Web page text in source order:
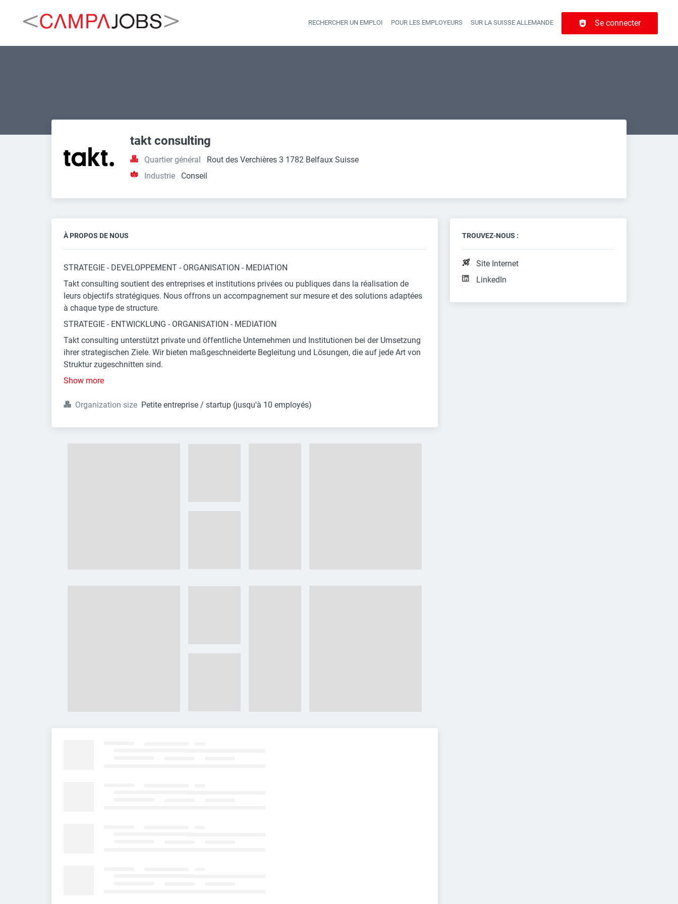
Header navigation
RECHERCHER UN EMPLOI POUR LES EMPLOYEURS SUR LA SUISSE ALLEMANDE Se connecter
takt consulting
Quartier général
Rout des Verchières 3 1782 Belfaux Suisse
Industrie
Conseil
À PROPOS DE NOUS
STRATEGIE - DEVELOPPEMENT - ORGANISATION - MEDIATION
Takt consulting soutient des entreprises et institutions privées ou publiques dans la réalisation de
leurs objectifs stratégiques. Nous offrons un accompagnement sur mesure et des solutions adaptées
à chaque type de structure.
STRATEGIE - ENTWICKLUNG - ORGANISATION - MEDIATION
Takt consulting unterstützt private und öffentliche Unternehmen und Institutionen bei der Umsetzung
ihrer strategischen Ziele. Wir bieten maßgeschneiderte Begleitung und Lösungen, die auf jede Art von
Struktur zugeschnitten sind.
Show more
Organization size Petite entreprise / startup (jusqu'à 10 employés)
TROUVEZ-NOUS :
Site Internet
LinkedIn